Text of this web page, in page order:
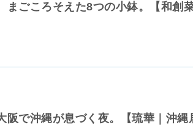
まごころそえた8つの小鉢。【和創
阪で沖縄が息づく夜。【琉華｜沖縄